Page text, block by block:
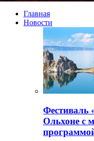
Главная
Новости
Фестиваль
Ольхоне с